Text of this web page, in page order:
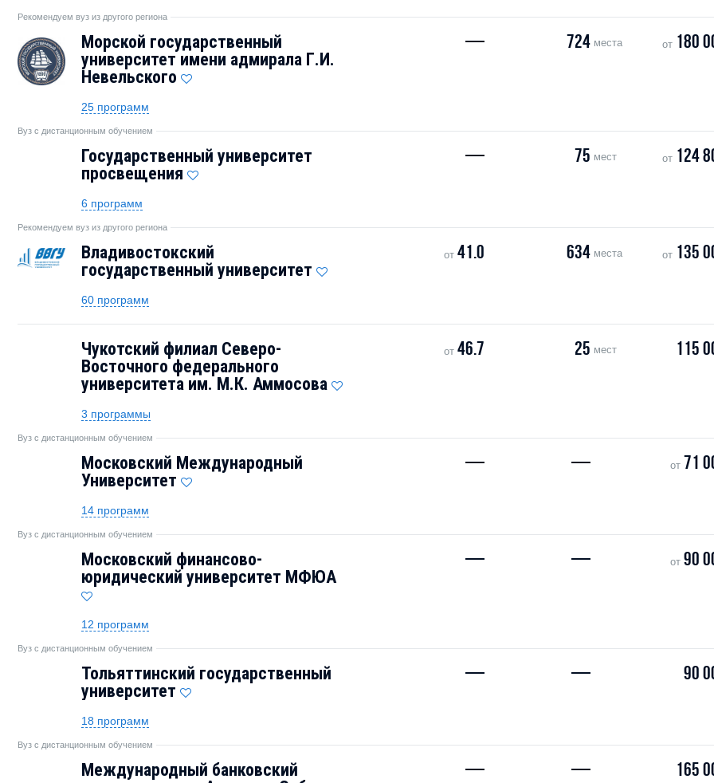
Рекомендуем вуз из другого региона
Морской государственный
университет имени адмирала Г.И.
Невельского
— 724места от 180
25 программ
Вуз с дистанционным обучением
Государственный университет
просвещения
— 75 мест от 124
6 программ
Рекомендуем вуз из другого региона
Владивостокский
государственный университет
от41.0 634места от 135
60 программ
Чукотский филиал Северо-
Восточного федерального
университета им. М.К. Аммосова
от46.7 25 мест 115
3 программы
Вуз с дистанционным обучением
Московский Международный
Университет
— — от 71
14 программ
Вуз с дистанционным обучением
Московский финансово-
юридический университет МФЮА
— — от 90
12 программ
Вуз с дистанционным обучением
Тольяттинский государственный
университет
— — 90
18 программ
Вуз с дистанционным обучением
Международный банковский
— — 165